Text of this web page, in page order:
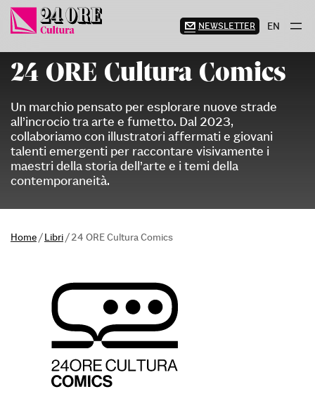
Vai
contenuto
NEWSLETTER EN
24 ORE Cultura Comics
Un marchio pensato per esplorare nuove strade
all’incrocio tra arte e fumetto. Dal 2023,
collaboriamo con illustratori affermati e giovani
talenti emergenti per raccontare visivamente i
maestri della storia dell’arte e i temi della
contemporaneità.
Home /Libri /24 ORE Cultura Comics